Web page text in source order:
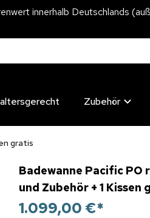
innerhalb Deutschlands
Zubehör
gratis
Badewanne Pacific
und Zubehör + 1 Kissen
1.099,00 €*